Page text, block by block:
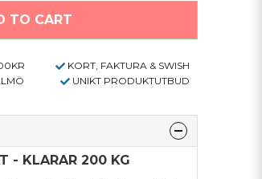
TO CART
KORT, FAKTURA & SWISH
UNIKT PRODUKTUTBUD
- KLARAR 200 KG